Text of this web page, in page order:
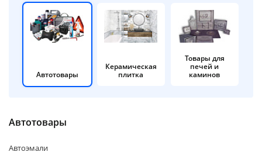
Автотовары
Керамическая
плитка
Товары для
печей и
каминов
Автотовары
Автоэмали
недели